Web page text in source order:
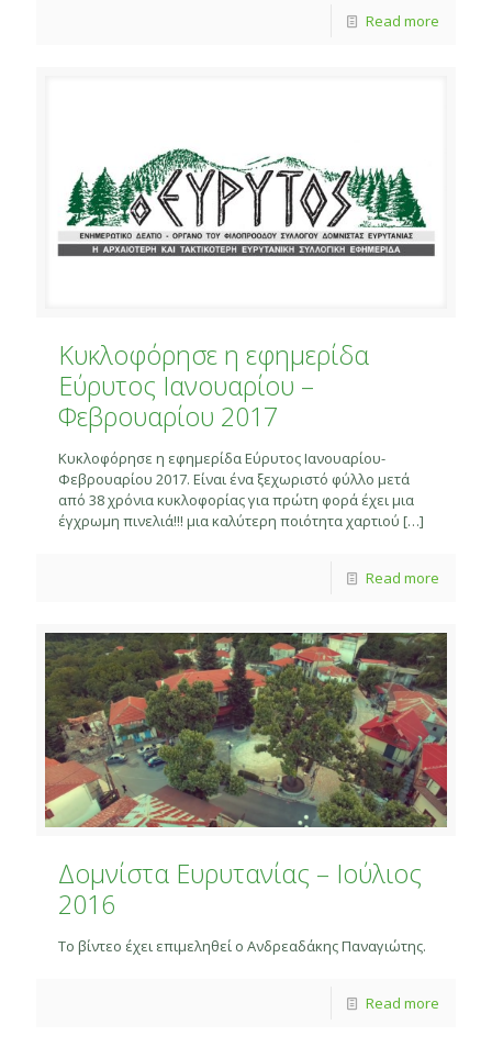
Read more
Κυκλοφόρησε η εφημερίδα
Εύρυτος Ιανουαρίου –
Φεβρουαρίου 2017
Κυκλοφόρησε η εφημερίδα Εύρυτος Ιανουαρίου-
Φεβρουαρίου 2017. Είναι ένα ξεχωριστό φύλλο μετά
από 38 χρόνια κυκλοφορίας για πρώτη φορά έχει μια
έγχρωμη πινελιά!!! μια καλύτερη ποιότητα χαρτιού […]
Read more
Δομνίστα Ευρυτανίας – Ιούλιος
2016
Το βίντεο έχει επιμεληθεί ο Ανδρεαδάκης Παναγιώτης.
Read more